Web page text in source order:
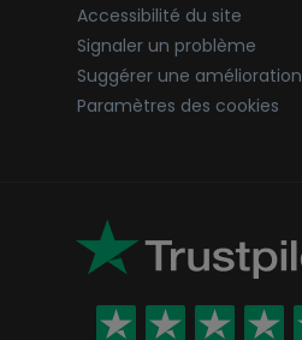
Accessibilité du site
Signaler un problème
Suggérer une amélioration
Paramètres des cookies